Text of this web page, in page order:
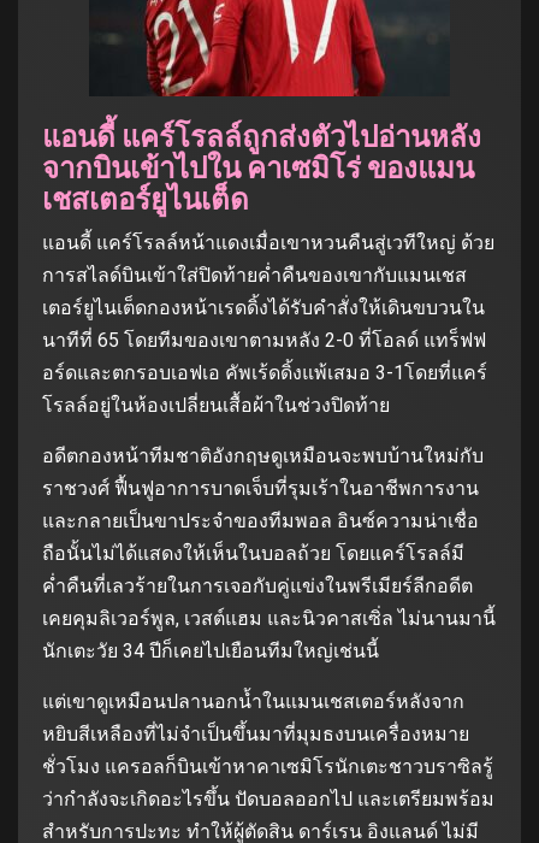
แอนดี้ แคร์โรลล์ถูกส่งตัวไปอ่านหลัง
จากบินเข้าไปใน คาเซมิโร่ ของแมน
เชสเตอร์ยูไนเต็ด
แอนดี้ แคร์โรลล์หน้าแดงเมื่อเขาหวนคืนสู่เวทีใหญ่ ด้วย
การสไลด์บินเข้าใส่ปิดท้ายค่ำคืนของเขากับแมนเชส
เตอร์ยูไนเต็ดกองหน้าเรดดิ้งได้รับคำสั่งให้เดินขบวนใน
นาทีที่ 65 โดยทีมของเขาตามหลัง 2-0 ที่โอลด์ แทร็ฟฟ
อร์ดและตกรอบเอฟเอ คัพเร้ดดิ้งแพ้เสมอ 3-1โดยที่แคร์
โรลล์อยู่ในห้องเปลี่ยนเสื้อผ้าในช่วงปิดท้าย
อดีตกองหน้าทีมชาติอังกฤษดูเหมือนจะพบบ้านใหม่กับ
ราชวงศ์ ฟื้นฟูอาการบาดเจ็บที่รุมเร้าในอาชีพการงาน
และกลายเป็นขาประจำของทีมพอล อินซ์ความน่าเชื่อ
ถือนั้นไม่ได้แสดงให้เห็นในบอลถ้วย โดยแคร์โรลล์มี
ค่ำคืนที่เลวร้ายในการเจอกับคู่แข่งในพรีเมียร์ลีกอดีต
เคยคุมลิเวอร์พูล, เวสต์แฮม และนิวคาสเซิ่ล ไม่นานมานี้
นักเตะวัย 34 ปีก็เคยไปเยือนทีมใหญ่เช่นนี้
แต่เขาดูเหมือนปลานอกน้ำในแมนเชสเตอร์หลังจาก
หยิบสีเหลืองที่ไม่จำเป็นขึ้นมาที่มุมธงบนเครื่องหมาย
ชั่วโมง แครอลก็บินเข้าหาคาเซมิโรนักเตะชาวบราซิลรู้
ว่ากำลังจะเกิดอะไรขึ้น ปัดบอลออกไป และเตรียมพร้อม
สำหรับการปะทะ ทำให้ผู้ตัดสิน ดาร์เรน อิงแลนด์ ไม่มี